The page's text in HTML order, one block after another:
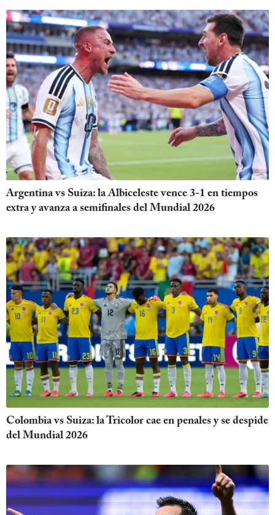
Argentina vs Suiza: la Albiceleste vence 3-1 en tiempos
extra y avanza a semifinales del Mundial 2026
Colombia vs Suiza: la Tricolor cae en penales y se despide
del Mundial 2026